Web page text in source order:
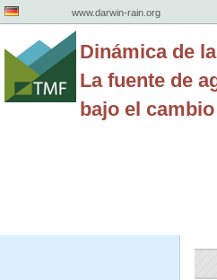
www.darwin-rain.org
Dinámica de
La fuente de
bajo el